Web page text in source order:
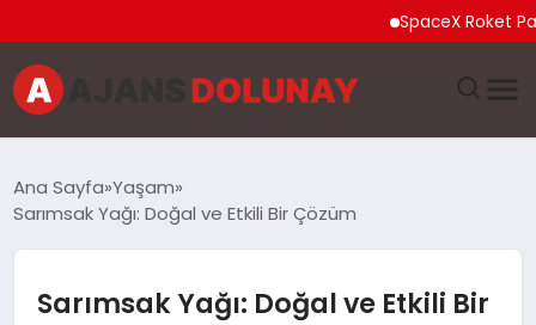
SpaceX Roket Parçası
EKONOMI
Ana Sayfa Yaşam
Sarımsak Yağı: Doğal ve Etkili Bir Çözüm
Sarımsak Yağı: Doğal ve Etkili Bir